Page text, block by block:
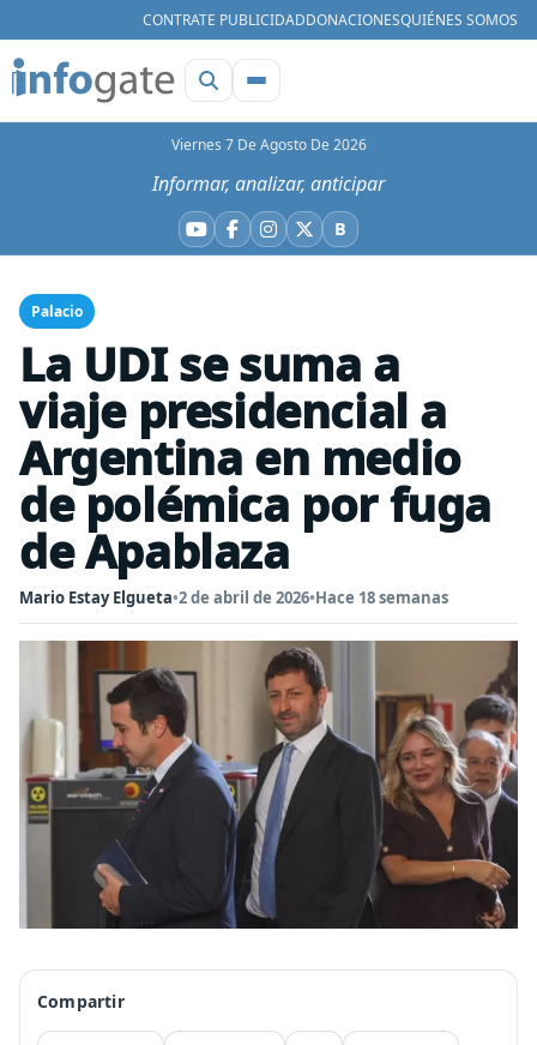
CONTRATE PUBLICIDADDONACIONESQUIÉNES SOMOS
Viernes 7 De Agosto De 2026
Informar, analizar, anticipar
YouTube
Facebook
Instagram
X BBluesky
Palacio
La UDI se suma a
viaje presidencial a
Argentina en medio
de polémica por fuga
de Apablaza
Mario Estay Elgueta•2 de abril de 2026•Hace 18 semanas
Compartir